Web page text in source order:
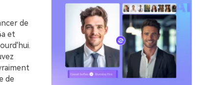
de
et
de